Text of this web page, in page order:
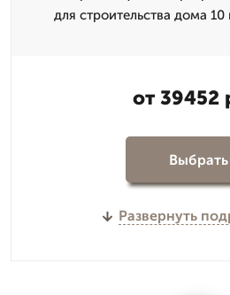
для строительства дома
от 39452
Выбрать
Развернуть